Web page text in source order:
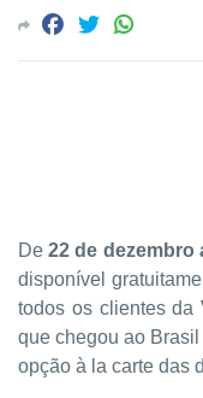
De 22 de dezembro
disponível
todos os clientes da
que chegou ao
opção à la carte das